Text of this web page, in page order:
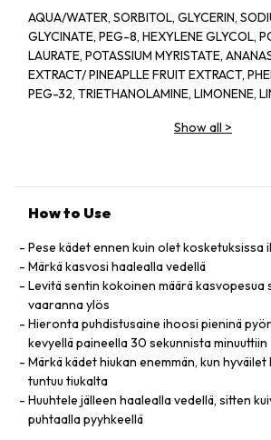
AQUA/WATER, SORBITOL, GLYCERIN,
GLYCINATE, PEG-8, HEXYLENE GLYCOL,
LAURATE, POTASSIUM MYRISTATE,
EXTRACT/ PINEAPLLE FRUIT EXTRACT,
PEG-32, TRIETHANOLAMINE, LIMONENE,
METHYLPARABEN, PARFUM/FRAGRANCE,
Show all >
How to Use
Pese kädet ennen kuin olet kosketuksissa
Märkä kasvosi haalealla vedellä
Levitä sentin kokoinen määrä kasvopesua
vaaranna ylös
Hieronta puhdistusaine ihoosi pieninä
kevyellä paineella 30 sekunnista minuuttiin
Märkä kädet hiukan enemmän, kun
tuntuu tiukalta
Huuhtele jälleen haalealla vedellä, sitten
puhtaalla pyyhkeellä